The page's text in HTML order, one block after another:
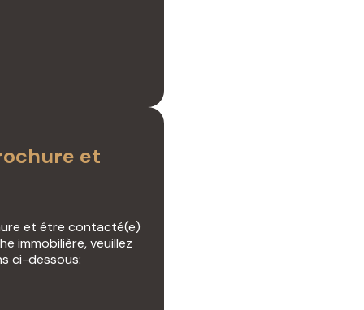
et
et être contacté(e)
immobilière, veuillez
ci-dessous: